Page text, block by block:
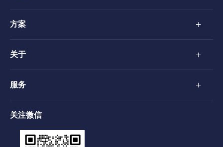
方案 +
关于 +
服务 +
关注微信